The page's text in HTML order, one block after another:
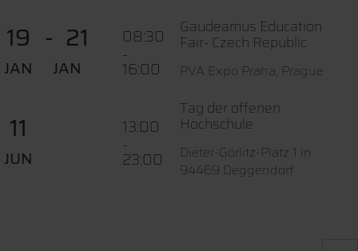
19
JAN
21
JAN
08:30
-
16:00
Gaudeamus Education
Fair- Czech Republic
PVA Expo Praha, Prague
11
JUN
13:00
-
23:00
Tag der offenen
Hochschule
Dieter-Görlitz-Platz 1 in
94469 Deggendorf